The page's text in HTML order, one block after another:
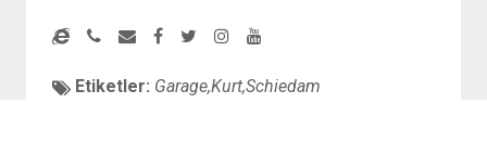
Etiketler: Garage,Kurt,Schiedam